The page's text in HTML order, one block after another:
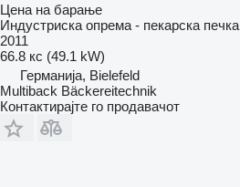
Цена на барање
Индустриска опрема - пекарска печка
2011
66.8 кс (49.1 kW)
Германија, Bielefeld
Multiback Bäckereitechnik
Контактирајте го продавачот